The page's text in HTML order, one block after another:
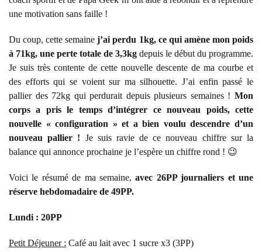
une motivation sans faille !
Du coup, cette semainej’ai perdu 1kg, ce qui amène mon poids
à 71kg, une perte totale de 3,3kg depuis le début du programme.
Je suis très contente de cette nouvelle descente de ma courbe et
des efforts qui se voient sur ma silhouette. J’ai enfin passé le
pallier des 72kg qui perdurait depuis plusieurs semaines ! Mon
corps a pris le temps d’intégrer ce nouveau poids, cette
nouvelle « configuration » et a bien voulu descendre d’un
nouveau pallier ! Je suis ravie de ce nouveau chiffre sur la
balance qui annonce prochaine je l’espère un chiffre rond ! 😉
Voici le résumé de ma semaine,avec 26PP journaliers et une
réserve hebdomadaire de 49PP.
Lundi : 20PP
Petit Déjeuner : Café au lait avec 1 sucre x3 (3PP)